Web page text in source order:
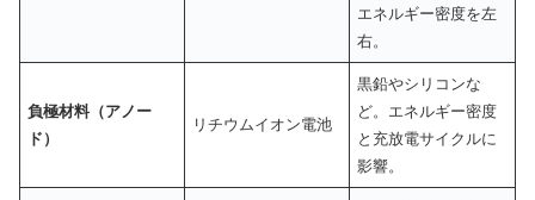
エネルギー密度を左
右。
負極材料（アノー
ド）
リチウムイオン電池
黒鉛やシリコンな
ど。エネルギー密度
と充放電サイクルに
影響。